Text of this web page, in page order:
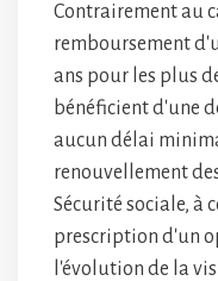
Contrairement au
remboursement
ans pour les plus
bénéficient d'une
aucun délai
renouvellement
Sécurité sociale, à
prescription d'un
l'évolution de la